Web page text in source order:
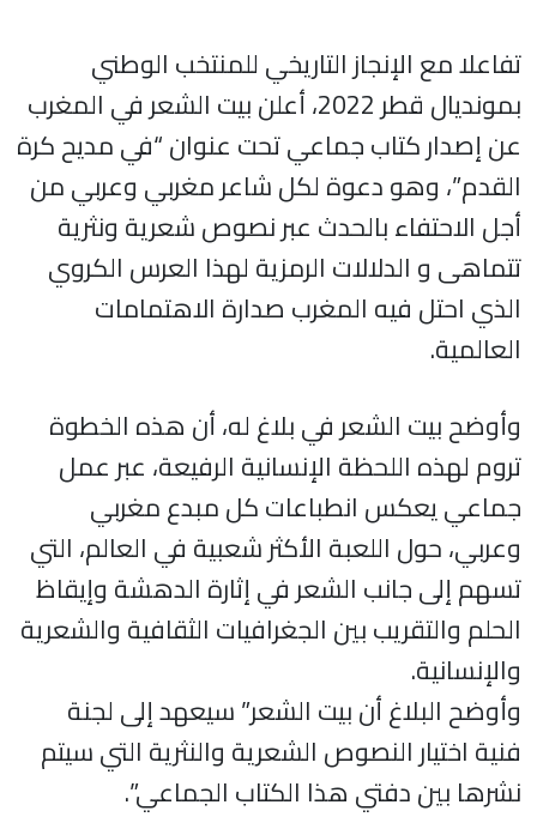
تفاعلا مع الإنجاز التاريخي للمنتخب الوطني
بمونديال قطر 2022، أعلن بيت الشعر في المغرب
عن إصدار كتاب جماعي تحت عنوان “في مديح كرة
القدم”، وهو دعوة لكل شاعر مغربي وعربي من
أجل الاحتفاء بالحدث عبر نصوص شعرية ونثرية
تتماهى و الدلالات الرمزية لهذا العرس الكروي
الذي احتل فيه المغرب صدارة الاهتمامات
العالمية.
وأوضح بيت الشعر في بلاغ له، أن هذه الخطوة
تروم لهذه اللحظة الإنسانية الرفيعة، عبر عمل
جماعي يعكس انطباعات كل مبدع مغربي
وعربي، حول اللعبة الأكثر شعبية في العالم، التي
تسهم إلى جانب الشعر في إثارة الدهشة وإيقاظ
الحلم والتقريب بين الجغرافيات الثقافية والشعرية
والإنسانية.
وأوضح البلاغ أن بيت الشعر” سيعهد إلى لجنة
فنية اختيار النصوص الشعرية والنثرية التي سيتم
نشرها بين دفتي هذا الكتاب الجماعي”.